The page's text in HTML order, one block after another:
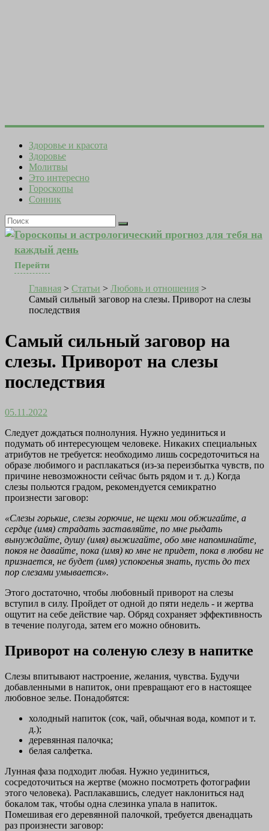
Здоровье и красота
Здоровье
Молитвы
Это интересно
Гороскопы
Сонник
Гороскопы и астрологический прогноз для тебя на
каждый день
Перейти
Главная > Статьи > Любовь и отношения >
Самый сильный заговор на слезы. Приворот на слезы
последствия
Самый сильный заговор на
слезы. Приворот на слезы
последствия
05.11.2022
Следует дождаться полнолуния. Нужно уединиться и
подумать об интересующем человеке. Никаких специальных
атрибутов не требуется: необходимо лишь сосредоточиться на
образе любимого и расплакаться (из-за переизбытка чувств, по
причине невозможности сейчас быть рядом и т. д.) Когда
слезы польются градом, рекомендуется семикратно
произнести заговор:
«Слезы горькие, слезы горючие, не щеки мои обжигайте, а
сердце (имя) страдать заставляйте, по мне рыдать
вынуждайте, душу (имя) выжигайте, обо мне напоминайте,
покоя не давайте, пока (имя) ко мне не придет, пока в любви не
признается, не будет (имя) успокоенья знать, пусть до тех
пор слезами умывается».
Этого достаточно, чтобы любовный приворот на слезы
вступил в силу. Пройдет от одной до пяти недель - и жертва
ощутит на себе действие чар. Обряд сохраняет эффективность
в течение полугода, затем его можно обновить.
Приворот на соленую слезу в напитке
Слезы впитывают настроение, желания, чувства. Будучи
добавленными в напиток, они превращают его в настоящее
любовное зелье. Понадобятся:
холодный напиток (сок, чай, обычная вода, компот и т.
д.);
деревянная палочка;
белая салфетка.
Лунная фаза подходит любая. Нужно уединиться,
сосредоточиться на жертве (можно посмотреть фотографии
этого человека). Расплакавшись, следует наклониться над
бокалом так, чтобы одна слезинка упала в напиток.
Помешивая его деревянной палочкой, требуется двенадцать
раз произнести заговор: